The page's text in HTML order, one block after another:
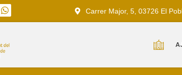
Carrer Major, 5, 03726 El